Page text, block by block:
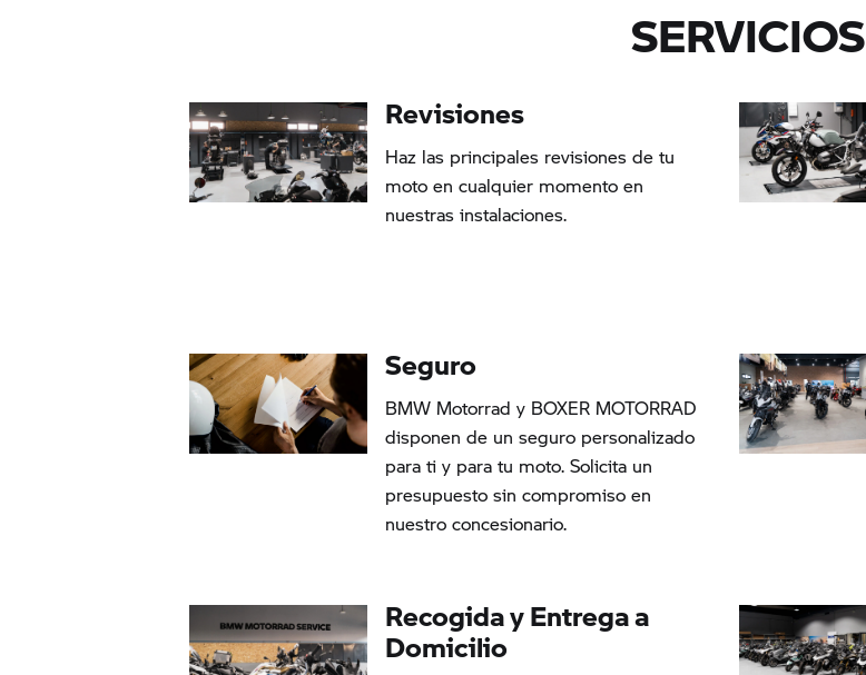
SERVICIOS
Revisiones
Haz las principales revisiones de tu
moto en cualquier momento en
nuestras instalaciones.
Seguro
BMW Motorrad y BOXER MOTORRAD
disponen de un seguro personalizado
para ti y para tu moto. Solicita un
presupuesto sin compromiso en
nuestro concesionario.
Recogida y Entrega a
Domicilio